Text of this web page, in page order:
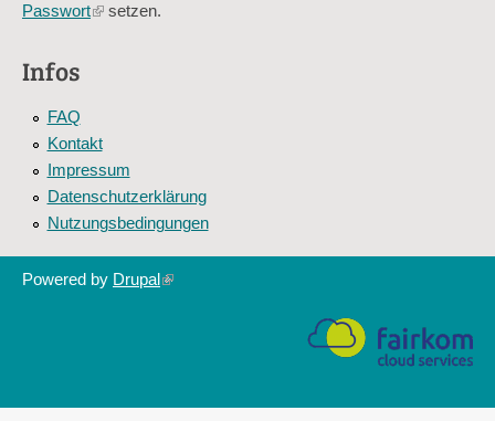
Passwort(linksetzen.
Infos
FAQ
Kontakt
Impressum
Datenschutzerklärung
Nutzungsbedingungen
Powered by Drupal(link